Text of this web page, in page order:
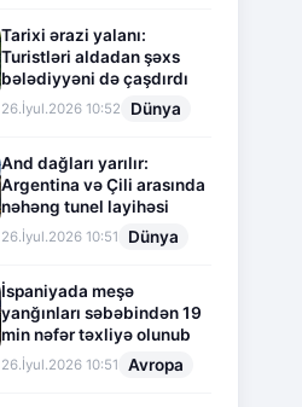
Tarixi ərazi yalanı:
Turistləri aldadan şəxs
bələdiyyəni də çaşdırdı
26.İyul.2026 10:52 Dünya
And dağları yarılır:
Argentina və Çili arasında
nəhəng tunel layihəsi
26.İyul.2026 10:51 Dünya
İspaniyada meşə
yanğınları səbəbindən 19
min nəfər təxliyə olunub
26.İyul.2026 10:51 Avropa